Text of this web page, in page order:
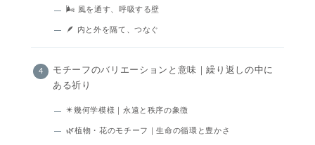
🌬️ 風を通す、呼吸する壁
🪶 内と外を隔て、つなぐ
モチーフのバリエーションと意味｜繰り返しの中に
ある祈り
✴️幾何学模様｜永遠と秩序の象徴
🌿植物・花のモチーフ｜生命の循環と豊かさ